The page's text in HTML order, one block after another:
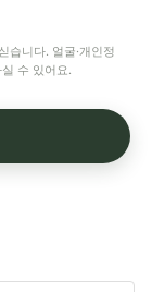
습니다. 얼굴·개인정
수 있어요.